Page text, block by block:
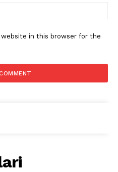
website in this browser for the